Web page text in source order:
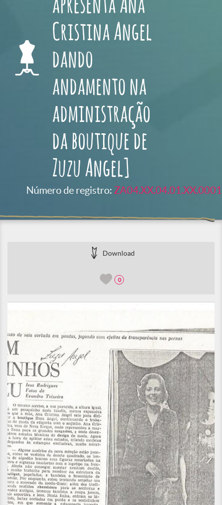
apresenta Ana
Cristina Angel
dando
andamento na
administração
da boutique de
Zuzu Angel]
Número de registro: ZA04.XX.04.01.XX.0001
Download
0